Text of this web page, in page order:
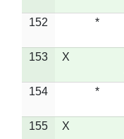
152 *
153 X
154 *
155 X